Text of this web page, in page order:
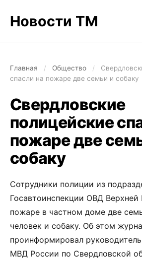
Новости ТМ
Главная / Общество /
спасли на пожаре две семьи и собаку
Свердловские
полицейские
пожаре две
собаку
Сотрудники полиции из
Госавтоинспекции ОВД
пожаре в частном доме две
человек и собаку. Об этом
проинформировал
МВД России по Свердловской